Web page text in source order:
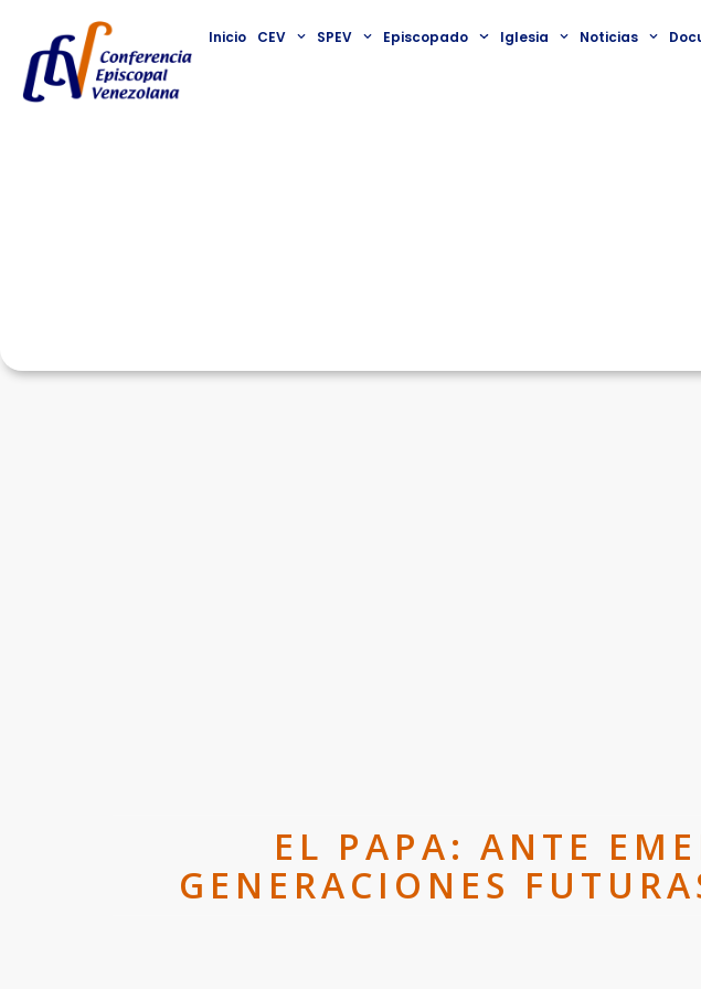
Inicio CEV SPEV Episcopado Iglesia Noticias
EL PAPA: ANTE
GENERACIONES